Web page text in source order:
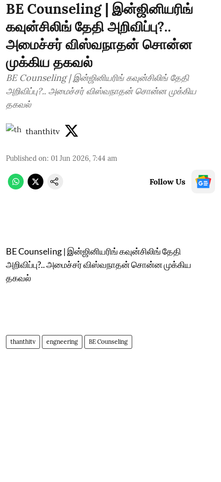
BE Counseling | இன்ஜினியரிங்
கவுன்சிலிங் தேதி அறிவிப்பு?..
அமைச்சர் விஸ்வநாதன் சொன்ன
முக்கிய தகவல்
BE Counseling | இன்ஜினியரிங் கவுன்சிலிங் தேதி
அறிவிப்பு?.. அமைச்சர் விஸ்வநாதன் சொன்ன முக்கிய
தகவல்
thanthitv
Published on: 01 Jun 2026, 7:44 am
Follow Us
BE Counseling | இன்ஜினியரிங் கவுன்சிலிங் தேதி
அறிவிப்பு?.. அமைச்சர் விஸ்வநாதன் சொன்ன முக்கிய
தகவல்
thanthitv engneering BE Counseling